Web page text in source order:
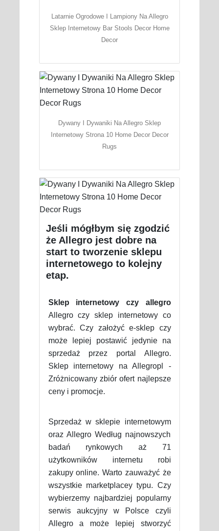
Latarnie Ogrodowe I Lampiony Na Allegro
Sklep Internetowy Bar Stools Decor Home
Decor
Dywany I Dywaniki Na Allegro Sklep
Internetowy Strona 10 Home Decor Decor
Rugs
Jeśli mógłbym się zgodzić
że Allegro jest dobre na
start to tworzenie sklepu
internetowego to kolejny
etap.
Sklep internetowy czy allegro
Allegro czy sklep internetowy co
wybrać. Czy założyć e-sklep czy
może lepiej postawić jedynie na
sprzedaż przez portal Allegro.
Sklep internetowy na Allegropl -
Zróżnicowany zbiór ofert najlepsze
ceny i promocje.
Sprzedaż w sklepie internetowym
oraz Allegro Według najnowszych
badań rynkowych aż 71
użytkowników internetu robi
zakupy online. Warto zauważyć że
wszystkie marketplacey typu. Czy
wybierzemy najbardziej popularny
serwis aukcyjny w Polsce czyli
Allegro a może lepiej stworzyć